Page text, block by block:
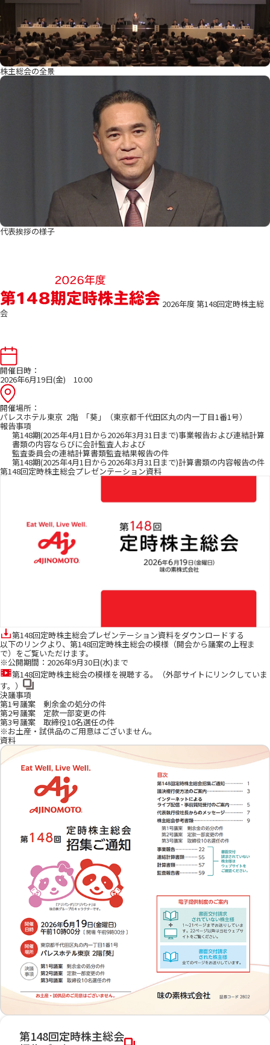
株主総会の全景
代表挨拶の様子
2026年度 第148回定時株主総
会
開催日時：
2026年6月19日(金) 10:00
開催場所：
パレスホテル東京 2階 「葵」（東京都千代田区丸の内一丁目1番1号）
報告事項
第148期(2025年4月1日から2026年3月31日まで)事業報告および連結計算
書類の内容ならびに会計監査人および
監査委員会の連結計算書類監査結果報告の件
第148期(2025年4月1日から2026年3月31日まで)計算書類の内容報告の件
第148回定時株主総会プレゼンテーション資料
第148回定時株主総会プレゼンテーション資料をダウンロードする
以下のリンクより、第148回定時株主総会の模様（開会から議案の上程ま
で）をご覧いただけます。
※公開期間：2026年9月30日(水)まで
第148回定時株主総会の模様を視聴する。（外部サイトにリンクしていま
す。）
決議事項
第1号議案 剰余金の処分の件
第2号議案 定款一部変更の件
第3号議案 取締役10名選任の件
※お土産・試供品のご用意はございません。
資料
第148回定時株主総会